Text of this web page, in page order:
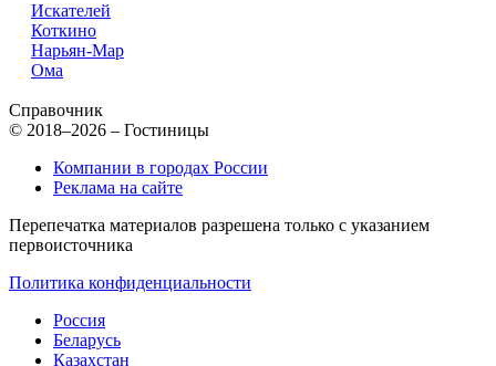
Искателей
Коткино
Нарьян-Мар
Ома
Справочник
© 2018–2026 – Гостиницы
Компании в городах России
Реклама на сайте
Перепечатка материалов разрешена только с указанием
первоисточника
Политика конфиденциальности
Россия
Беларусь
Казахстан